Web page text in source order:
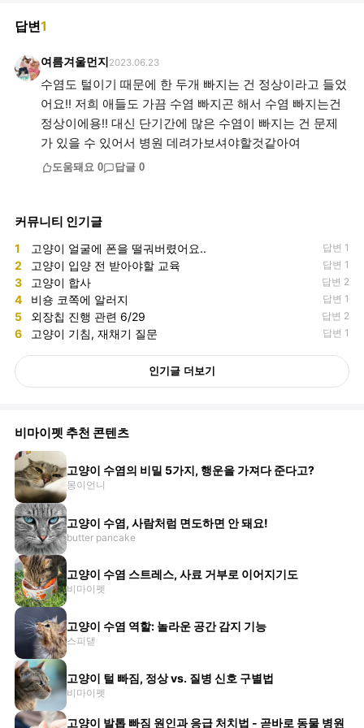
답변1
여름겨울먼지 2023.06.23
수염도 털이기 때문에 한 두개 빠지는 건 정상이라고 들었
어요!! 저희 애들도 가끔 수염 빠지곤 해서 수염 빠지는건
정상이에용!! 대신 단기간에 많은 수염이 빠지는 건 문제
가 있을 수 있어서 병원 데려가보셔야할것같아여
도움돼요 0 답글 0
커뮤니티 인기글
1 고양이 얼굴에 폰을 떨궈버렸어요.. 답변 1
2 고양이 입양 전 받아야할 교육 답변 1
3 고양이 합사 답변 2
4 비숑 코쪽에 알러지 답변 1
5 외장칩 진행 관련 6/29 답변 2
6 고양이 기침, 재채기 질문 답변 1
인기글 더보기
비마이펫 추천 콘텐츠
고양이 수염의 비밀 5가지, 행운을 가져다 준다고?
몽이언니
고양이 수염, 사람처럼 면도하면 안 돼요!
butter pancake
고양이 수염 스트레스, 사료 거부로 이어지기도
비마이펫
고양이 수염 역할: 놀라운 공간 감지 기능
스피댇
고양이 털 빠짐, 정상 vs. 질병 신호 구별법
비마이펫
고양이 발톱 빠짐 원인과 응급 처치법 - 곧바로 동물 병원